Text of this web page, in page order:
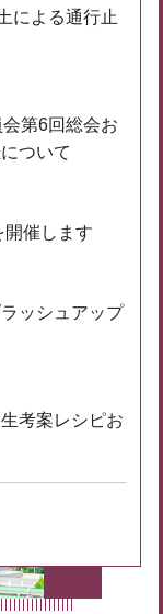
による通行止
第6回総会お
ついて
催します
ッシュアップ
考案レシピお